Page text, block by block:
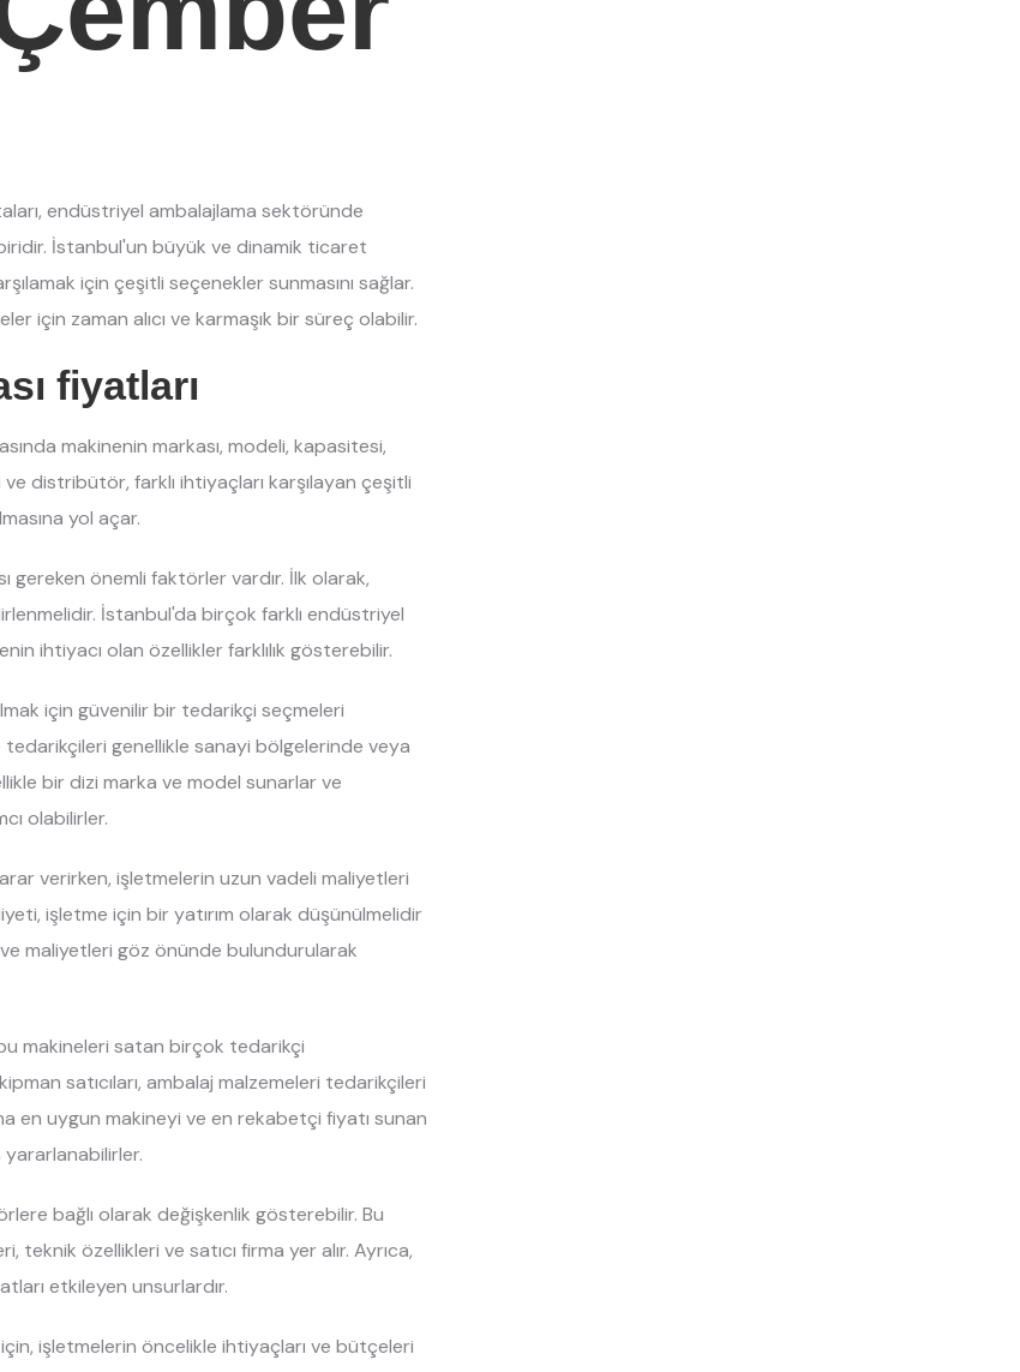
endüstriyel ambalajlama sektöründe
İstanbul'un büyük ve dinamik ticaret
için çeşitli seçenekler sunmasını sağlar.
için zaman alıcı ve karmaşık bir süreç olabilir.
fiyatları
makinenin markası, modeli, kapasitesi,
ve distribütör, farklı ihtiyaçları karşılayan çeşitli
yol açar.
gereken önemli faktörler vardır. İlk olarak,
İstanbul'da birçok farklı endüstriyel
ihtiyacı olan özellikler farklılık gösterebilir.
için güvenilir bir tedarikçi seçmeleri
genellikle sanayi bölgelerinde veya
bir dizi marka ve model sunarlar ve
olabilirler.
verirken, işletmelerin uzun vadeli maliyetleri
işletme için bir yatırım olarak düşünülmelidir
maliyetleri göz önünde bulundurularak
makineleri satan birçok tedarikçi
satıcıları, ambalaj malzemeleri tedarikçileri
en uygun makineyi ve en rekabetçi fiyatı sunan
bağlı olarak değişkenlik gösterebilir. Bu
teknik özellikleri ve satıcı firma yer alır. Ayrıca,
etkileyen unsurlardır.
işletmelerin öncelikle ihtiyaçları ve bütçeleri